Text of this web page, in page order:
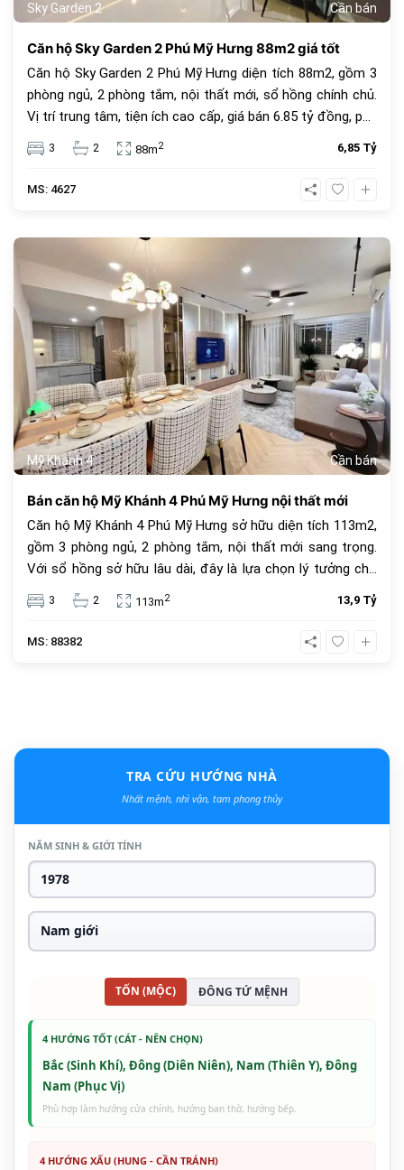
Sky Garden 2 Cần bán
Căn hộ Sky Garden 2 Phú Mỹ Hưng 88m2 giá tốt
Căn hộ Sky Garden 2 Phú Mỹ Hưng diện tích 88m2, gồm 3
phòng ngủ, 2 phòng tắm, nội thất mới, sổ hồng chính chủ.
Vị trí trung tâm, tiện ích cao cấp, giá bán 6.85 tỷ đồng, phù
hợp để ở hoặc đầu tư.
3 2 88m2 6,85 Tỷ
MS: 4627
Mỹ Khánh 4 Cần bán
Bán căn hộ Mỹ Khánh 4 Phú Mỹ Hưng nội thất mới
Căn hộ Mỹ Khánh 4 Phú Mỹ Hưng sở hữu diện tích 113m2,
gồm 3 phòng ngủ, 2 phòng tắm, nội thất mới sang trọng.
Với sổ hồng sở hữu lâu dài, đây là lựa chọn lý tưởng cho
an cư và đầu tư. Giá bán 13.9 tỷ đồng, vị trí trung tâm, tiện
ích đầy đủ.
3 2 113m2 13,9 Tỷ
MS: 88382
TRA CỨU HƯỚNG NHÀ
Nhất mệnh, nhì vận, tam phong thủy
NĂM SINH & GIỚI TÍNH
TỐN (MỘC) ĐÔNG TỨ MỆNH
4 HƯỚNG TỐT (CÁT - NÊN CHỌN)
Bắc (Sinh Khí), Đông (Diên Niên), Nam (Thiên Y), Đông
Nam (Phục Vị)
Phù hợp làm hướng cửa chính, hướng ban thờ, hướng bếp.
4 HƯỚNG XẤU (HUNG - CẦN TRÁNH)